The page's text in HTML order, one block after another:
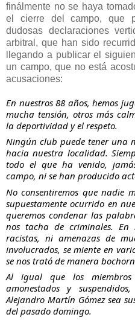
finálmente no se haya
el cierre del campo, que
dudosas declaraciones
arbitral, que han sido
llegando a publicar el
un campo, que no está
acusaciones:
En nuestros 88 años, hemos
mucha tensión, otros más
la deportividad y el respeto.
Ningún club puede tener una
hacia nuestra localidad.
todo el que ha venido,
campo, ni se han producido
No consentiremos que nadie
supuestamente ocurrido en
queremos condenar las
nos tacha de criminales. En
racistas, ni amenazas de
involucrados, se miente en
se nos trató de manera
Al igual que los
amonestados y
Alejandro Martín Gómez sea
del pasado domingo.